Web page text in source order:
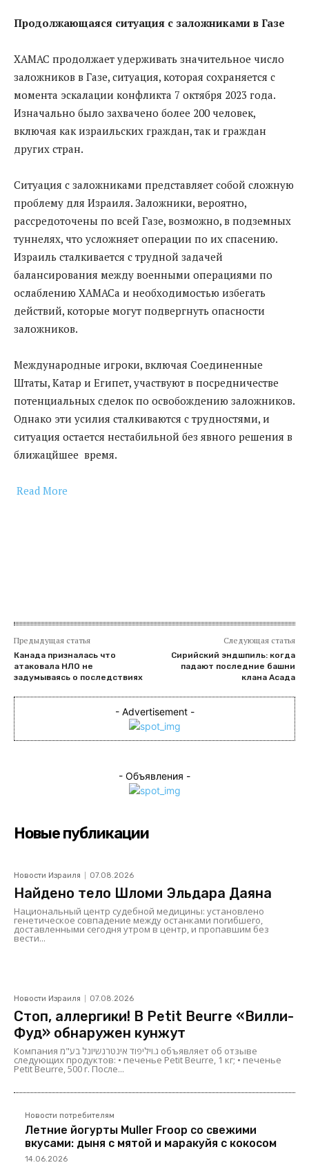
Продолжающаяся ситуация с заложниками в Газе
ХАМАС продолжает удерживать значительное число
заложников в Газе, ситуация, которая сохраняется с
момента эскалации конфликта 7 октября 2023 года.
Изначально было захвачено более 200 человек,
включая как израильских граждан, так и граждан
других стран.
Ситуация с заложниками представляет собой сложную
проблему для Израиля. Заложники, вероятно,
рассредоточены по всей Газе, возможно, в подземных
туннелях, что усложняет операции по их спасению.
Израиль сталкивается с трудной задачей
балансирования между военными операциями по
ослаблению ХАМАСа и необходимостью избегать
действий, которые могут подвергнуть опасности
заложников.
Международные игроки, включая Соединенные
Штаты, Катар и Египет, участвуют в посредничестве
потенциальных сделок по освобождению заложников.
Однако эти усилия сталкиваются с трудностями, и
ситуация остается нестабильной без явного решения в
ближацйшее время.
Read More
Предыдущая статья
Канада призналась что
атаковала НЛО не
задумываясь о последствиях
Следующая статья
Сирийский эндшпиль: когда
падают последние башни
клана Асада
- Advertisement -
- Объявления -
Новые публикации
Новости Израиля 07.08.2026
Найдено тело Шломи Эльдара Даяна
Национальный центр судебной медицины: установлено
генетическое совпадение между останками погибшего,
доставленными сегодня утром в центр, и пропавшим без
вести...
Новости Израиля 07.08.2026
Стоп, аллергики! В Petit Beurre «Вилли-
Фуд» обнаружен кунжут
Компания ג.ויליפוד אינטרנשיונל בע"מ объявляет об отзыве
следующих продуктов: • печенье Petit Beurre, 1 кг; • печенье
Petit Beurre, 500 г. После...
Новости потребителям
Летние йогурты Muller Froop со свежими
вкусами: дыня с мятой и маракуйя с кокосом
14.06.2026